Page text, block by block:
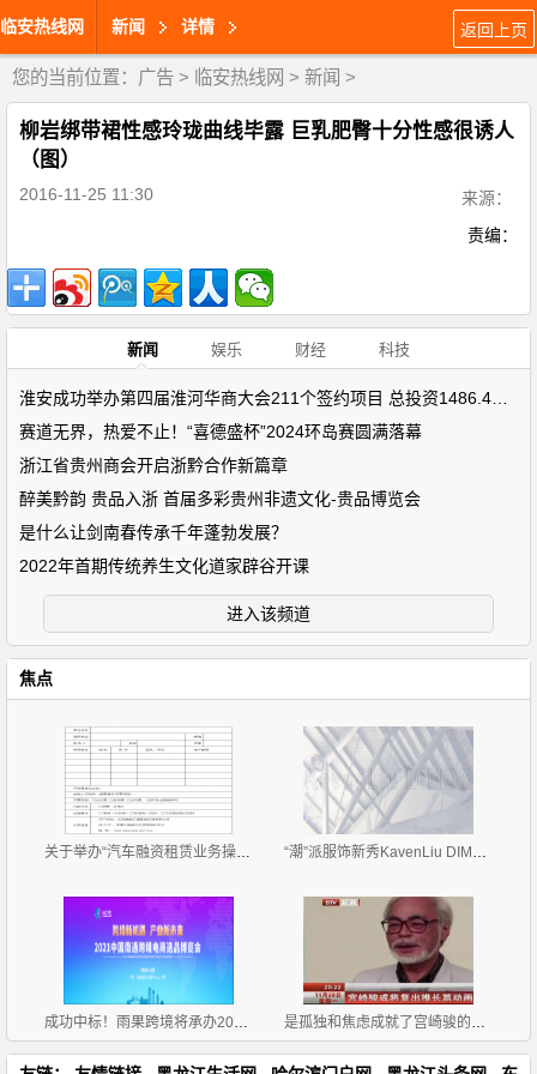
临安热线网 新闻 详情 返回上页
您的当前位置： 广告 > 临安热线网 > 新闻 >
柳岩绑带裙性感玲珑曲线毕露 巨乳肥臀十分性感很诱人
（图）
2016-11-25 11:30
来源：
责编：
新闻 娱乐 财经 科技
赛道无界，热爱不止！“喜德盛杯”2024环岛赛圆满落幕
浙江省贵州商会开启浙黔合作新篇章
醉美黔韵 贵品入浙 首届多彩贵州非遗文化-贵品博览会
是什么让剑南春传承千年蓬勃发展？
2022年首期传统养生文化道家辟谷开课
进入该频道
焦点
关于举办“汽车融资租赁业务操作流程、风险控制与 租 “潮”派服饰新秀KavenLiu DIMOR 2019招商正式拉开帷
成功中标！雨果跨境将承办2021中国南通跨境电商选品博 是孤独和焦虑成就了宫崎骏的伟大